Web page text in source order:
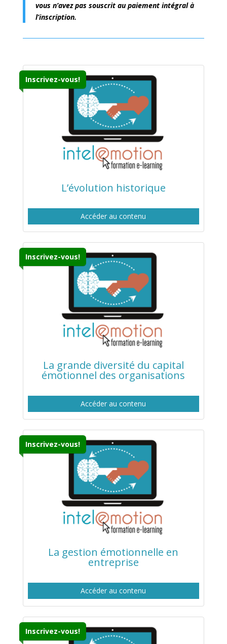
vous n’avez pas souscrit au paiement intégral à
l’inscription.
Inscrivez-vous!
L’évolution historique
Accéder au contenu
Inscrivez-vous!
La grande diversité du capital
émotionnel des organisations
Accéder au contenu
Inscrivez-vous!
La gestion émotionnelle en
entreprise
Accéder au contenu
Inscrivez-vous!